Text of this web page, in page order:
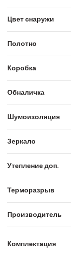
Цвет снаружи
Полотно
Коробка
Обналичка
Шумоизоляция
Зеркало
Утепление доп.
Терморазрыв
Производитель
Комплектация